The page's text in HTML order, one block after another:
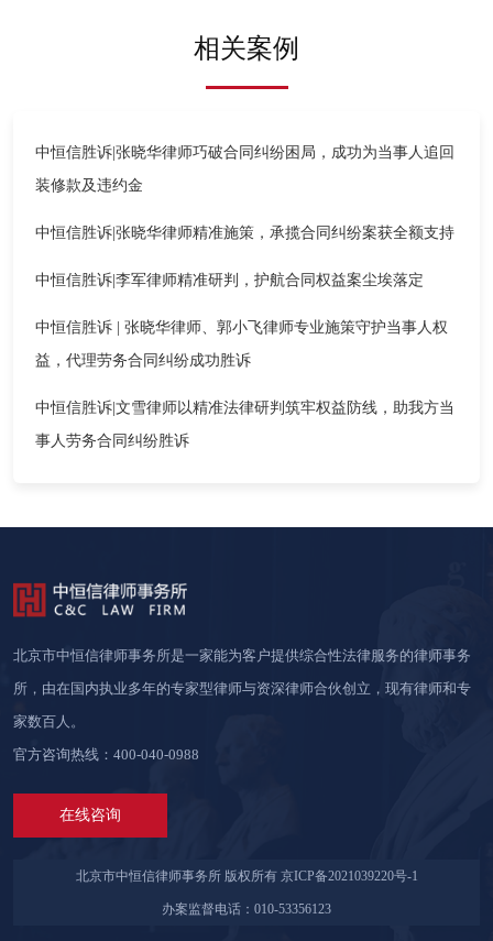
相关案例
中恒信胜诉|张晓华律师巧破合同纠纷困局，成功为当事人追回
装修款及违约金
中恒信胜诉|张晓华律师精准施策，承揽合同纠纷案获全额支持
中恒信胜诉|李军律师精准研判，护航合同权益案尘埃落定
中恒信胜诉 | 张晓华律师、郭小飞律师专业施策守护当事人权
益，代理劳务合同纠纷成功胜诉
中恒信胜诉|文雪律师以精准法律研判筑牢权益防线，助我方当
事人劳务合同纠纷胜诉
北京市中恒信律师事务所是一家能为客户提供综合性法律服务的律师事务
所，由在国内执业多年的专家型律师与资深律师合伙创立，现有律师和专
家数百人。
官方咨询热线：400-040-0988
在线咨询
北京市中恒信律师事务所 版权所有 京ICP备2021039220号-1
办案监督电话：010-53356123